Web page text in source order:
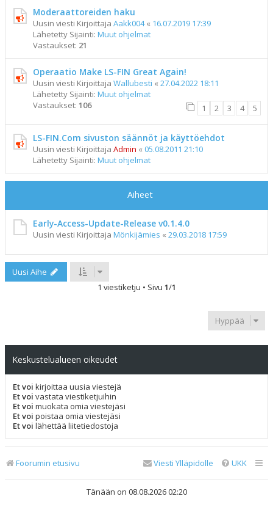
Moderaattoreiden haku
Uusin viesti Kirjoittaja Aakk004« 16.07.2019 17:39
Lähetetty Sijainti: Muut ohjelmat
Vastaukset: 21
Operaatio Make LS-FIN Great Again!
Uusin viesti Kirjoittaja Wallubesti « 27.04.2022 18:11
Lähetetty Sijainti: Muut ohjelmat
Vastaukset: 106 1 2 3 4 5
LS-FIN.Com sivuston säännöt ja käyttöehdot
Uusin viesti Kirjoittaja Admin « 05.08.2011 21:10
Lähetetty Sijainti: Muut ohjelmat
Aiheet
Early-Access-Update-Release v0.1.4.0
Uusin viesti Kirjoittaja Mönkijämies « 29.03.2018 17:59
Uusi Aihe
1 viestiketju • Sivu 1/1
Hyppää
Keskustelualueen oikeudet
Et voi kirjoittaa uusia viestejä
Et voi vastata viestiketjuihin
Et voi muokata omia viestejäsi
Et voi poistaa omia viestejäsi
Et voi lähettää liitetiedostoja
Foorumin etusivu UKK
Viesti Ylläpidolle
Tänään on 08.08.2026 02:20